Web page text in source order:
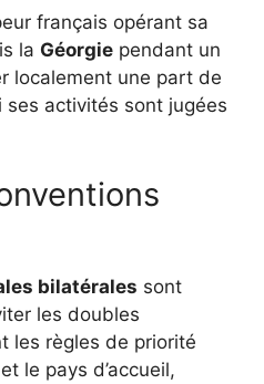
français opérant sa
la Géorgie pendant un
localement une part de
ses activités sont jugées
bilatérales sont
les doubles
les règles de priorité
le pays d’accueil,